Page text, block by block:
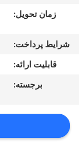
کیفیت
تماس
اخبار
زمان تحویل:
شرایط پرداخت:
قابلیت ارائه:
برجسته: